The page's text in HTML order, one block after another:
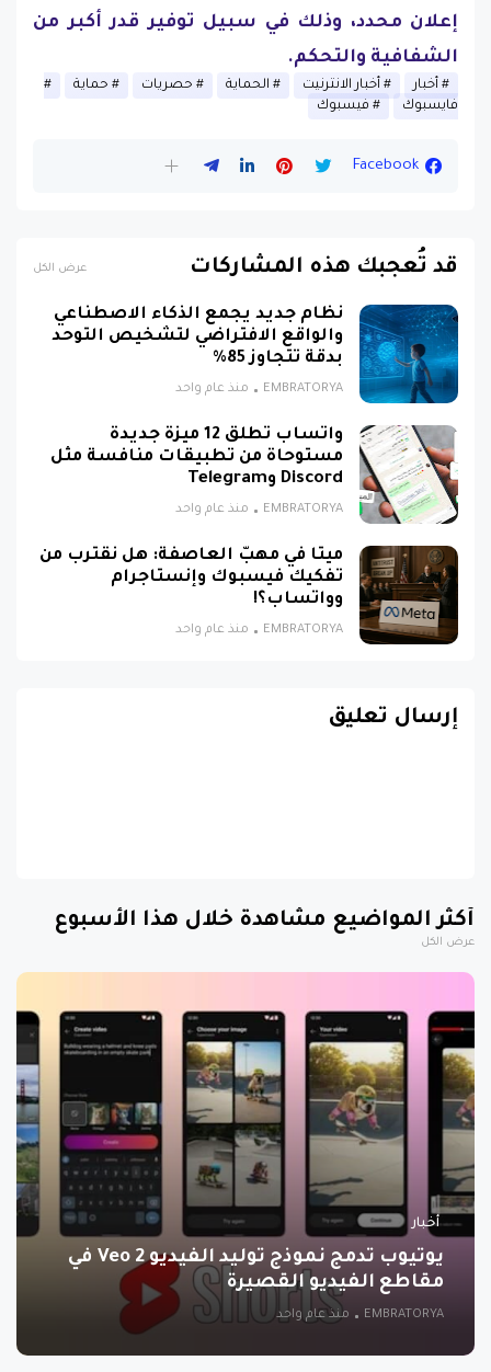
إعلان محدد، وذلك في سبيل توفير قدر أكبر من
الشفافية والتحكم.
أخبار أخبار الانترنيت الحماية حصريات
حماية
فايسبوك
فيسبوك
Facebook
قد تُعجبك هذه المشاركات عرض الكل
نظام جديد يجمع الذكاء الاصطناعي
والواقع الافتراضي لتشخيص التوحد
بدقة تتجاوز 85%
EMBRATORYA منذ عام واحد
واتساب تطلق 12 ميزة جديدة
مستوحاة من تطبيقات منافسة مثل
Discord وTelegram
EMBRATORYA منذ عام واحد
ميتا في مهبّ العاصفة: هل نقترب من
تفكيك فيسبوك وإنستاجرام
وواتساب؟!
EMBRATORYA منذ عام واحد
إرسال تعليق
أكثر المواضيع مشاهدة خلال هذا الأسبوع
عرض الكل
أخبار
يوتيوب تدمج نموذج توليد الفيديو Veo 2 في
مقاطع الفيديو القصيرة
EMBRATORYA منذ عام واحد